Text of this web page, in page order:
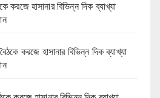
করজে হাসানার বিভিন্ন দিক ব্যাখ্যা
করজে হাসানার বিভিন্ন দিক ব্যাখ্যা